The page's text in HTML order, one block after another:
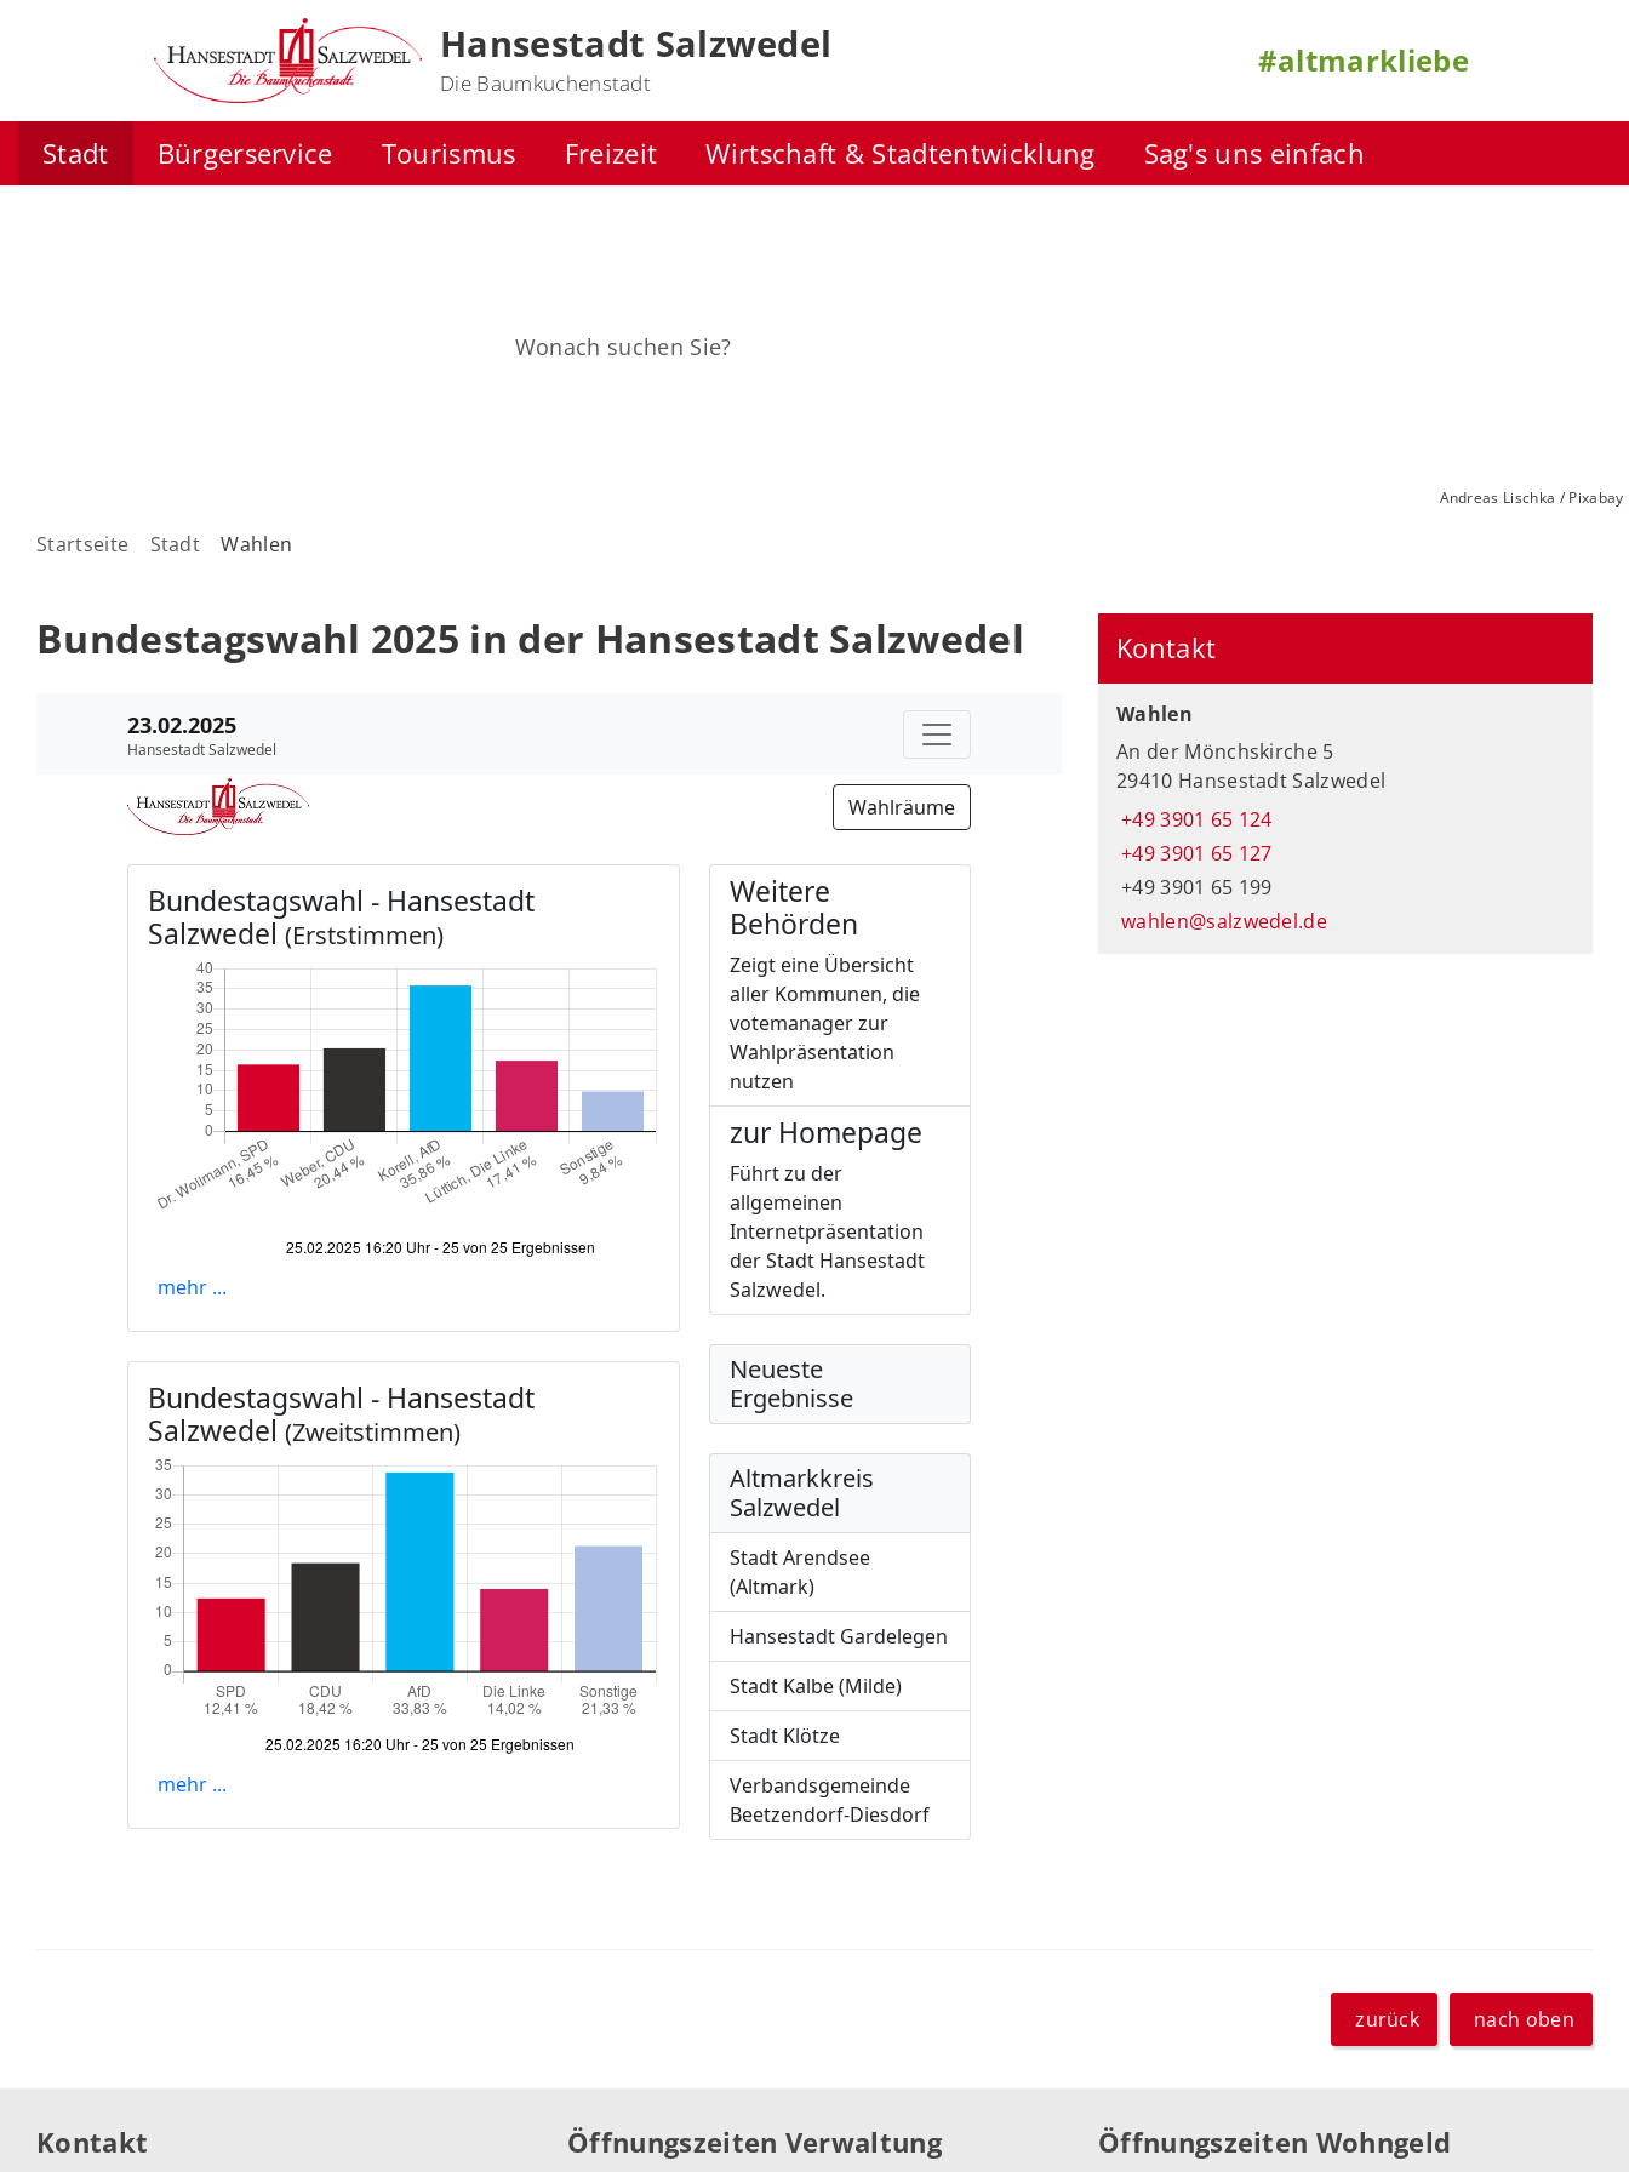
Hansestadt Salzwedel
Die Baumkuchenstadt
#altmarkliebe
Stadt Bürgerservice Tourismus Freizeit Wirtschaft & Stadtentwicklung Sag's uns einfach
Andreas Lischka / Pixabay
Startseite Stadt Wahlen
Bundestagswahl 2025 in der Hansestadt Salzwedel Kontakt
Wahlen
An der Mönchskirche 5
29410 Hansestadt Salzwedel
+49 3901 65 124
+49 3901 65 127
+49 3901 65 199
wahlen@salzwedel.de
zurück nach oben
Kontakt Öffnungszeiten Verwaltung Öffnungszeiten Wohngeld